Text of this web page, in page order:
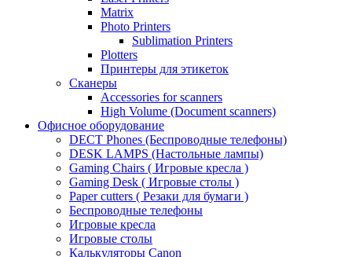
Matrix
Photo Printers
Sublimation Printers
Plotters
Принтеры для этикеток
Сканеры
Accessories for scanners
High Volume (Document scanners)
Офисное оборудование
DECT Phones (Беспроводные телефоны)
DESK LAMPS (Настольные лампы)
Gaming Chairs ( Игровые кресла )
Gaming Desk ( Игровые столы )
Paper cutters ( Резаки для бумаги )
Беспроводные телефоны
Игровые кресла
Игровые столы
Калькуляторы Canon